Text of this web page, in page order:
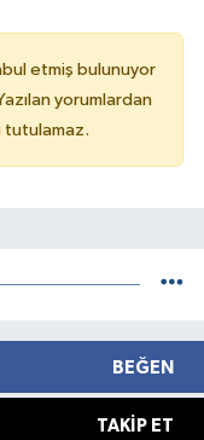
etmiş bulunuyor
yorumlardan
tutulamaz.
BEĞEN
TAKIP ET